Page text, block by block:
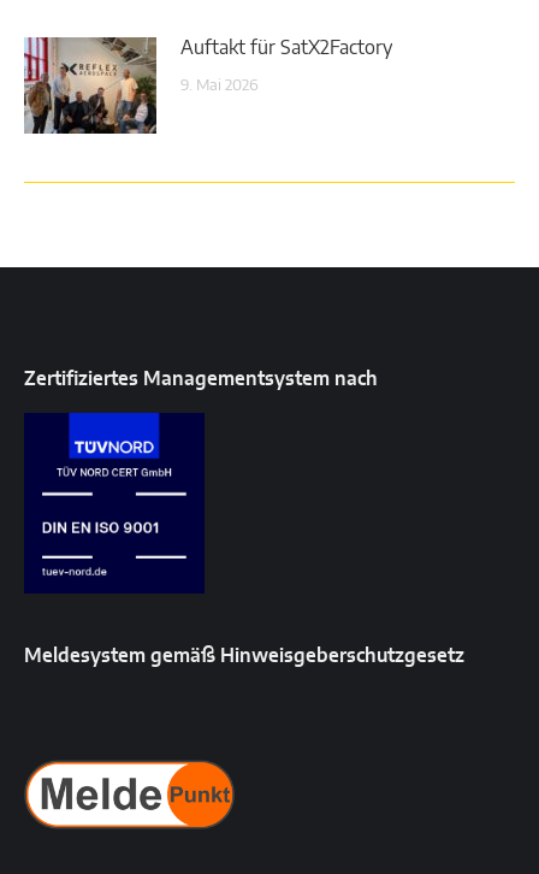
Auftakt für SatX2Factory
9. Mai 2026
Zertifiziertes Managementsystem nach
Meldesystem gemäß Hinweisgeberschutzgesetz